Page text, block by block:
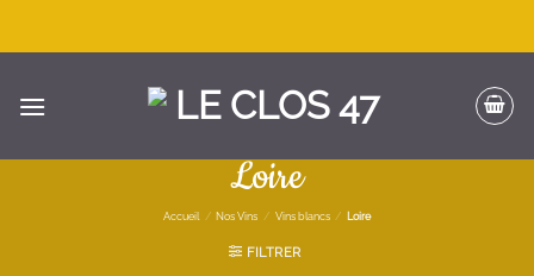
Loire
Accueil / Nos Vins / Vins blancs / Loire
FILTRER